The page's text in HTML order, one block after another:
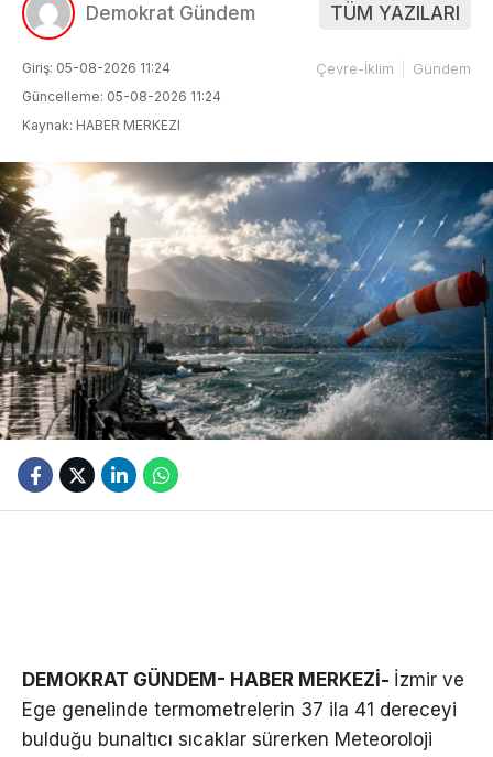
Demokrat Gündem TÜM YAZILARI
Giriş: 05-08-2026 11:24
Güncelleme: 05-08-2026 11:24
Kaynak: HABER MERKEZI
Çevre-İklim Gündem
DEMOKRAT GÜNDEM- HABER MERKEZİ- İzmir ve
Ege genelinde termometrelerin 37 ila 41 dereceyi
bulduğu bunaltıcı sıcaklar sürerken Meteoroloji